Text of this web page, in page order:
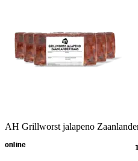
AH Grillworst jalapeno
online